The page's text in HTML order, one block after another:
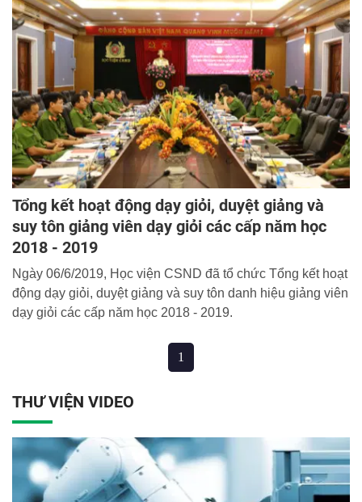
Tổng kết hoạt động dạy giỏi, duyệt giảng và
suy tôn giảng viên dạy giỏi các cấp năm học
2018 - 2019
Ngày 06/6/2019, Học viện CSND đã tổ chức Tổng kết hoạt
động dạy giỏi, duyệt giảng và suy tôn danh hiệu giảng viên
dạy giỏi các cấp năm học 2018 - 2019.
1
THƯ VIỆN VIDEO